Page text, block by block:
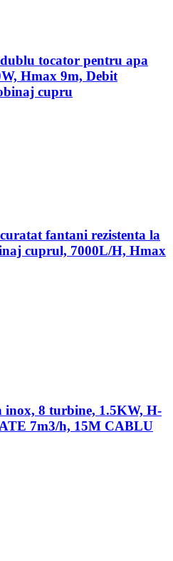
tocator pentru apa
Hmax 9m, Debit
cupru
fantani rezistenta la
cuprul, 7000L/H, Hmax
inox, 8 turbine, 1.5KW, H-
7m3/h, 15M CABLU